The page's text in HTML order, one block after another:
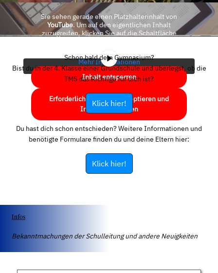
Sie sehen gerade einen Platzhalterinhalt von
YouTube. Um auf den eigentlichen Inhalt
zuzugreifen, klicken Sie auf die Schaltfläche
Mehr Informationen
Inhalt entsperren
Erforderlichen Service akzeptieren und
Inhalte entsperren
Schon bald dein Gymnasium?
Bist du in der 4. Klasse einer Grundschule und überlegst, ob die
TMS das Richtige für dich ist?
Klick hier!
Du hast dich schon entschieden? Weitere Informationen und
benötigte Formulare finden du und deine Eltern hier:
Klick hier!
Infos
Bekanntmachungen der Schulleitung und andere Neuigkeiten